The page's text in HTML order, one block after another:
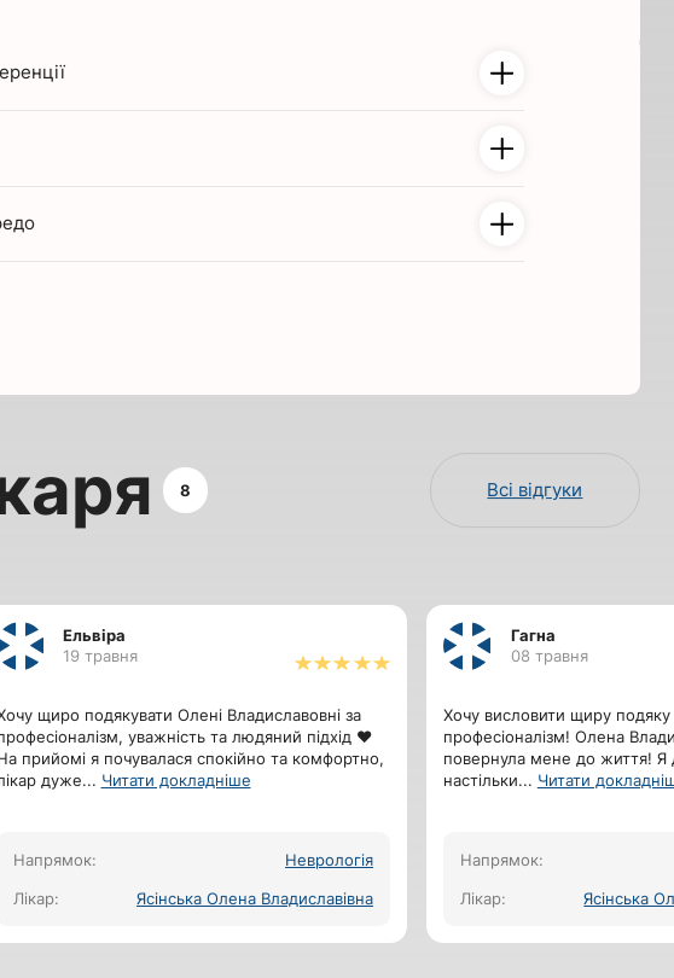
8 Всі відгуки
Ельвіра
19 травня
щиро подякувати Олені Владиславовні за
уважність та людяний підхід ❤️
прийомі я почувалася спокійно та комфортно,
дуже... Читати докладніше
Напрямок:
Неврологія
Лікар:
Ясінська Олена Владиславівна
Гагна
08 травня
Хочу висловити щиру подяку
професіоналізм! Олена
повернула мене до життя! Я
настільки... Читати
Напрямок:
Лікар:
Ясінська